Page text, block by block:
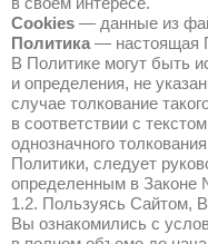
Закон № 152-
ФЗ «О
Закон № 149-
ФЗ «Об
и о защите
Информация—
персональные